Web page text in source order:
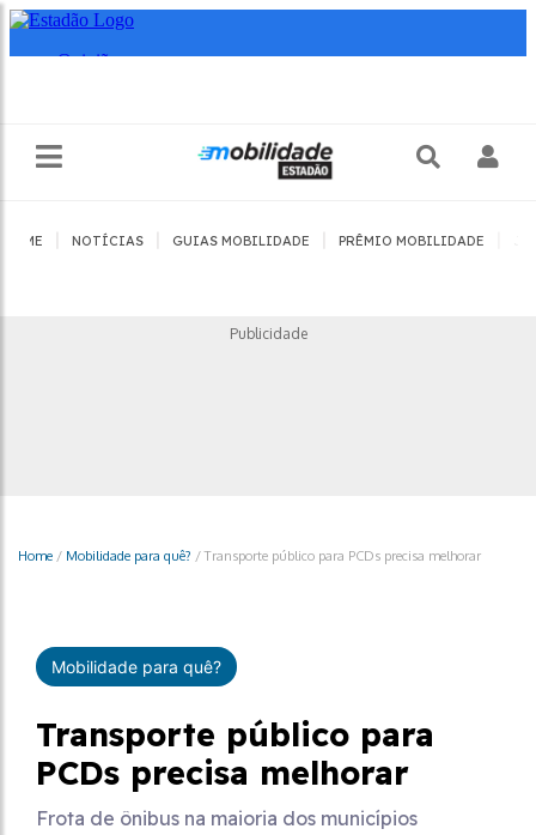
HOME NOTÍCIAS GUIAS MOBILIDADE PRÊMIO MOBILIDADE
Publicidade
Home / Mobilidade para quê? /Transporte público para PCDs precisa melhorar
Mobilidade para quê?
Transporte público para
PCDs precisa melhorar
Frota de ônibus na maioria dos municípios